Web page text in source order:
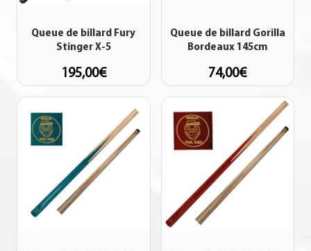
Queue de billard Fury
Stinger X-5
195,00€
Queue de billard Gorilla
Bordeaux 145cm
74,00€